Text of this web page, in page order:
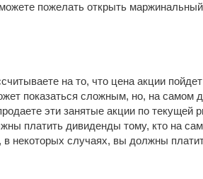
пожелать открыть
на то, что цена акции
показаться сложным, но, на самом
эти занятые акции по текущей
платить дивиденды тому, кто на
некоторых случаях, вы должны